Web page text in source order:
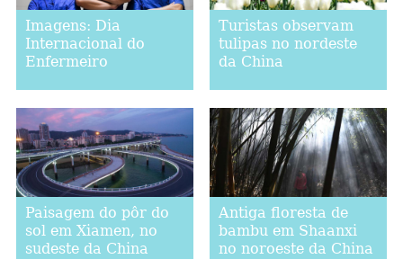
Imagens: Dia
Internacional do
Enfermeiro
Turistas observam
tulipas no nordeste
da China
Paisagem do pôr do
sol em Xiamen, no
sudeste da China
Antiga floresta de
bambu em Shaanxi
no noroeste da China